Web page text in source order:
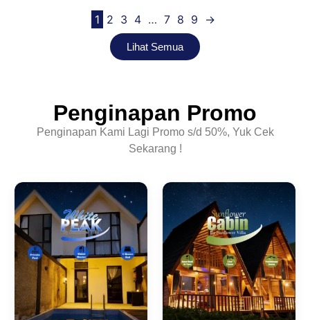
1 2 3 4 … 7 8 9 →
Lihat Semua
Penginapan Promo
Penginapan Kami Lagi Promo s/d 50%, Yuk Cek
Sekarang !